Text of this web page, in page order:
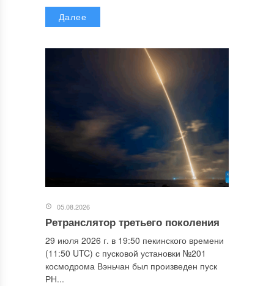
Далее
05.08.2026
Ретранслятор третьего поколения
29 июля 2026 г. в 19:50 пекинского времени
(11:50 UTC) с пусковой установки №201
космодрома Вэньчан был произведен пуск
РН...